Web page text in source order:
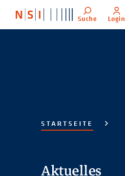
Suche Login
STARTSEITE
Aktuelles